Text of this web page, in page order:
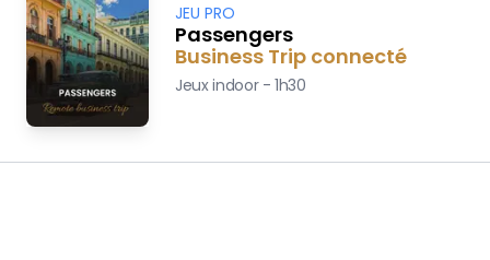
JEU PRO
Passengers
Business Trip connecté
Jeux indoor-1h30